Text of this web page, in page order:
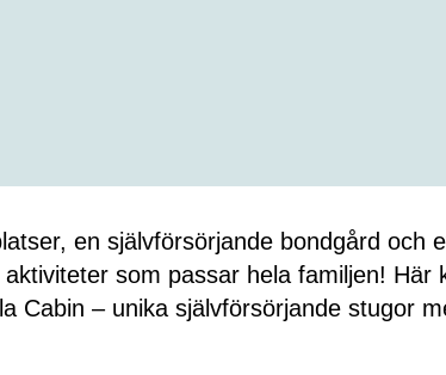
en självförsörjande bondgård och
som passar hela familjen! Här
Cabin – unika självförsörjande stugor